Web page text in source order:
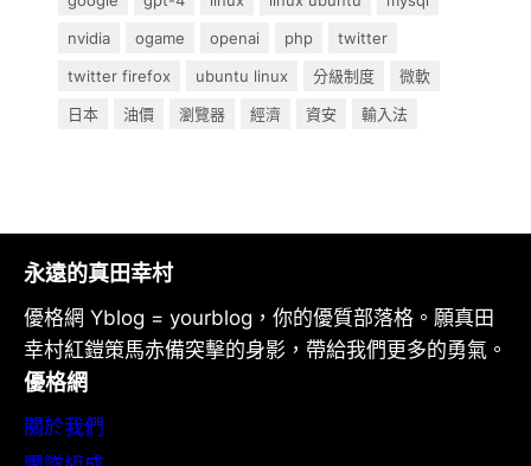
nvidia
ogame openai php
twitter
twitter firefox
ubuntu linux 分級制度
微軟
日本
油價 瀏覽器 經濟 資安 輸入法
永遠的真田幸村
優格網 Yblog = yourblog，你的優質部落格。願真田
幸村紅鎧策馬赤備突擊的身影，帶給我們更多的勇氣。
優格網
關於我們